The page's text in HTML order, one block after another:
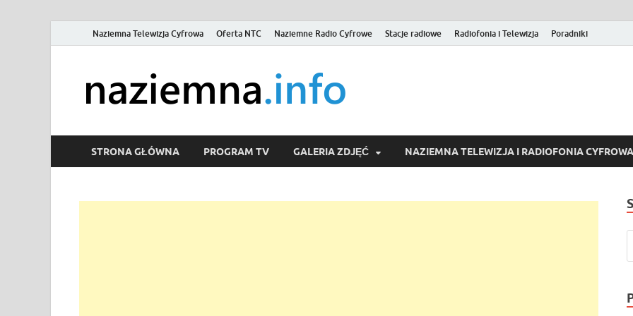
Naziemna Telewizja Cyfrowa Oferta NTC Naziemne Radio Cyfrowe Stacje radiowe Radiofonia i Telewizja Poradniki
Wideo online, VOD
STRONA GŁÓWNA PROGRAM TV GALERIA ZDJĘĆ NAZIEMNA TELEWIZJA I RADIOFONIA CYFROWA